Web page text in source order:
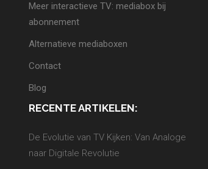
Meer interactieve TV: mediabox bij
abonnement
Alternatieve mediaboxen
Contact
Blog
RECENTE ARTIKELEN:
De Evolutie van TV Kijken: Van Analoge
naar Digitale Revolutie